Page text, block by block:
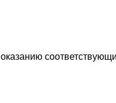
оказанию